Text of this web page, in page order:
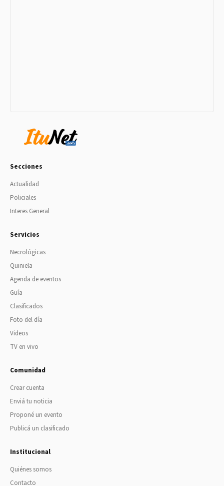
Secciones
Actualidad
Policiales
Interes General
Servicios
Necrológicas
Quiniela
Agenda de eventos
Guía
Clasificados
Foto del día
Videos
TV en vivo
Comunidad
Crear cuenta
Enviá tu noticia
Proponé un evento
Publicá un clasificado
Institucional
Quiénes somos
Contacto